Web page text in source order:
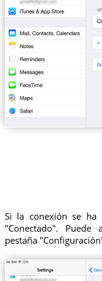
Si la conexión se ha
"Conectado".
pestaña